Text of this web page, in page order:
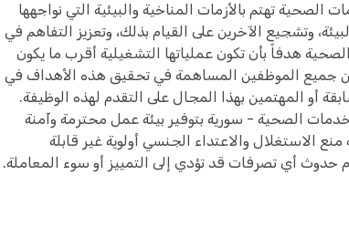
تهتم بالأزمات المناخية والبيئية التي نواجهها
وتشجيع الآخرين على القيام بذلك، وتعزيز التفاهم في
هدفاً بأن تكون عملياتها التشغيلية أقرب ما يكون
للكربون بحلول عام 2030. نتوقع من جميع الموظفين المساهمة في تحقيق هذه الأهداف في
أو المهتمين بهذا المجال على التقدم لهذه الوظيفة.
الصحية - سورية بتوفير بيئة عمل محترمة وآمنة
الاستغلال والاعتداء الجنسي أولوية غير قابلة
أي تصرفات قد تؤدي إلى التمييز أو سوء المعاملة.